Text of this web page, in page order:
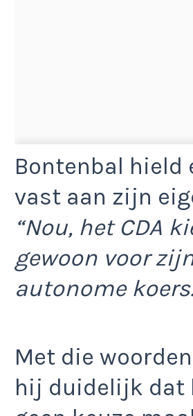
Bontenbal hield
vast aan zijn
“Nou, het CDA
gewoon voor
autonome
Met die
hij duidelijk dat